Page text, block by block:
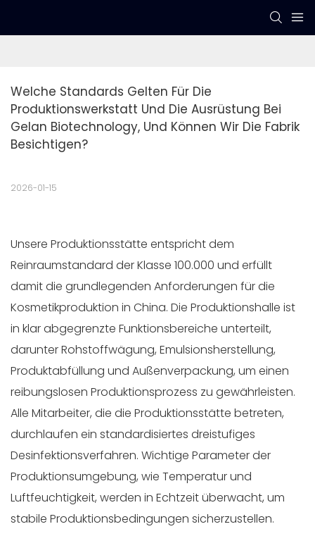
Welche Standards Gelten Für Die
Produktionswerkstatt Und Die Ausrüstung Bei
Gelan Biotechnology, Und Können Wir Die Fabrik
Besichtigen?
2026-01-15
Unsere Produktionsstätte entspricht dem
Reinraumstandard der Klasse 100.000 und erfüllt
damit die grundlegenden Anforderungen für die
Kosmetikproduktion in China. Die Produktionshalle ist
in klar abgegrenzte Funktionsbereiche unterteilt,
darunter Rohstoffwägung, Emulsionsherstellung,
Produktabfüllung und Außenverpackung, um einen
reibungslosen Produktionsprozess zu gewährleisten.
Alle Mitarbeiter, die die Produktionsstätte betreten,
durchlaufen ein standardisiertes dreistufiges
Desinfektionsverfahren. Wichtige Parameter der
Produktionsumgebung, wie Temperatur und
Luftfeuchtigkeit, werden in Echtzeit überwacht, um
stabile Produktionsbedingungen sicherzustellen.